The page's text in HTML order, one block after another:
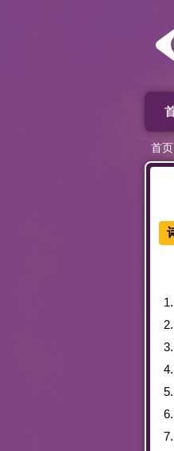
首页
1.
2.
3.
4.
5.
6.
7.